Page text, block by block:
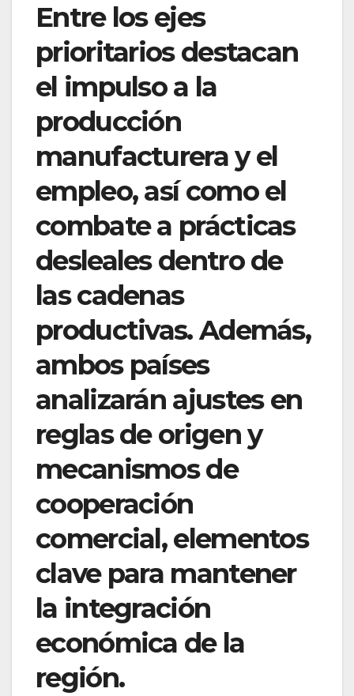
Entre los ejes
prioritarios destacan
el impulso a la
producción
manufacturera y el
empleo, así como el
combate a prácticas
desleales dentro de
las cadenas
productivas. Además,
ambos países
analizarán ajustes en
reglas de origen y
mecanismos de
cooperación
comercial, elementos
clave para mantener
la integración
económica de la
región.